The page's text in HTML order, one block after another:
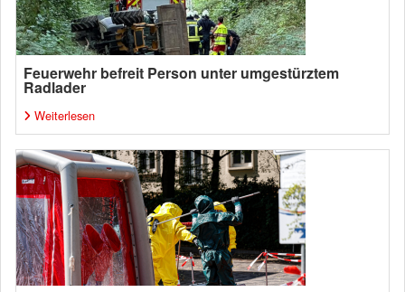
Feuerwehr befreit Person unter umgestürztem
Radlader
Weiterlesen